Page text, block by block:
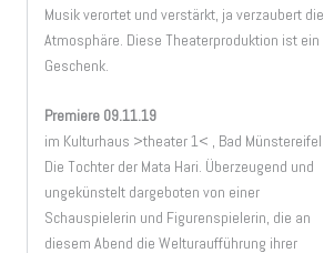
Musik verortet und verstärkt, ja verzaubert die
Atmosphäre. Diese Theaterproduktion ist ein
Geschenk.
Premiere 09.11.19
im Kulturhaus >theater 1< , Bad Münstereifel
Die Tochter der Mata Hari. Überzeugend und
ungekünstelt dargeboten von einer
Schauspielerin und Figurenspielerin, die an
diesem Abend die Welturaufführung ihrer